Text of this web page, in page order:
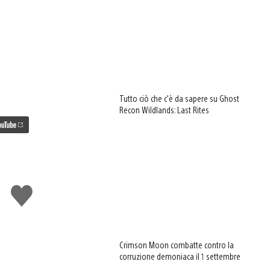
Mi
piace
Tutto ciò che c’è da sapere su Ghost
Recon Wildlands: Last Rites
Crimson Moon combatte contro la
corruzione demoniaca il 1 settembre